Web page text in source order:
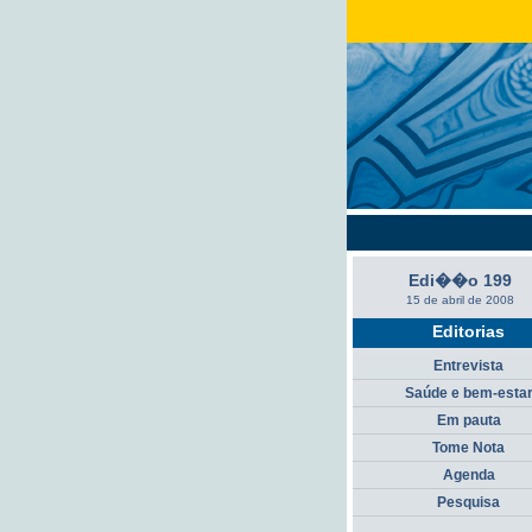
Edi��o 199
15 de abril de 2008
Editorias
Entrevista
Saúde e bem-estar
Em pauta
Tome Nota
Agenda
Pesquisa